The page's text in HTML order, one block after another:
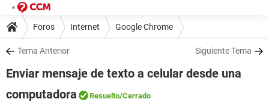
Foros Internet Google Chrome
Tema Anterior Siguiente Tema
Enviar mensaje de texto a celular desde una
computadora
Resuelto/Cerrado